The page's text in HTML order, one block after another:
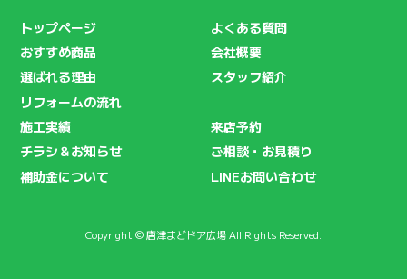
トップページ
おすすめ商品
選ばれる理由
リフォームの流れ
よくある質問
会社概要
スタッフ紹介
施工実績
チラシ＆お知らせ
補助金について
来店予約
ご相談・お見積り
LINEお問い合わせ
Copyright © 唐津まどドア広場 All Rights Reserved.